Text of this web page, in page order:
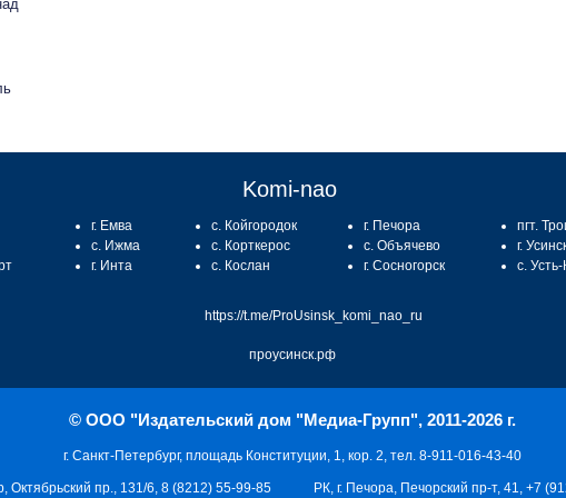
Komi-nao
г. Емва
с. Ижма
г. Инта
с. Койгородок
с. Корткерос
с. Кослан
г. Печора
с. Объячево
г. Сосногорск
пгт.
г.
с.
https://t.me/ProUsinsk_komi_nao_ru
проусинск.рф
© ООО "Издательский дом "Медиа-Групп", 2011-2026 г.
г. Санкт-Петербург, площадь Конституции, 1, кор. 2, тел. 8-911-016-43-40
РК, г. Печора, Печорский пр-т, 41, +7
Октябрьский пр., 131/6, 8 (8212) 55-99-85